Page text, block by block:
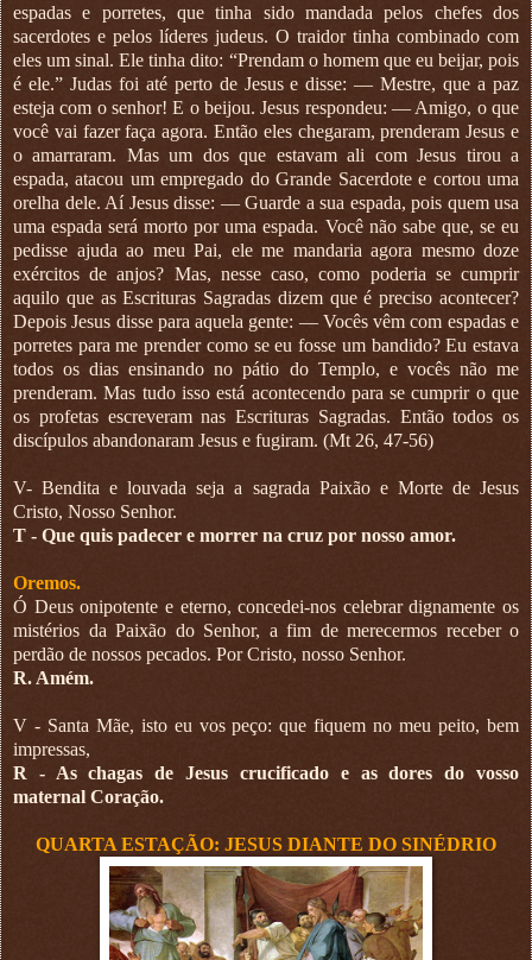
espadas e porretes, que tinha sido mandada pelos chefes dos
sacerdotes e pelos líderes judeus. O traidor tinha combinado com
eles um sinal. Ele tinha dito: “Prendam o homem que eu beijar, pois
é ele.” Judas foi até perto de Jesus e disse: — Mestre, que a paz
esteja com o senhor! E o beijou. Jesus respondeu: — Amigo, o que
você vai fazer faça agora. Então eles chegaram, prenderam Jesus e
o amarraram. Mas um dos que estavam ali com Jesus tirou a
espada, atacou um empregado do Grande Sacerdote e cortou uma
orelha dele. Aí Jesus disse: — Guarde a sua espada, pois quem usa
uma espada será morto por uma espada. Você não sabe que, se eu
pedisse ajuda ao meu Pai, ele me mandaria agora mesmo doze
exércitos de anjos? Mas, nesse caso, como poderia se cumprir
aquilo que as Escrituras Sagradas dizem que é preciso acontecer?
Depois Jesus disse para aquela gente: — Vocês vêm com espadas e
porretes para me prender como se eu fosse um bandido? Eu estava
todos os dias ensinando no pátio do Templo, e vocês não me
prenderam. Mas tudo isso está acontecendo para se cumprir o que
os profetas escreveram nas Escrituras Sagradas. Então todos os
discípulos abandonaram Jesus e fugiram. (Mt 26, 47-56)
V- Bendita e louvada seja a sagrada Paixão e Morte de Jesus
Cristo, Nosso Senhor.
T - Que quis padecer e morrer na cruz por nosso amor.
Oremos.
Ó Deus onipotente e eterno, concedei-nos celebrar dignamente os
mistérios da Paixão do Senhor, a fim de merecermos receber o
perdão de nossos pecados. Por Cristo, nosso Senhor.
R. Amém.
V - Santa Mãe, isto eu vos peço: que fiquem no meu peito, bem
impressas,
R - As chagas de Jesus crucificado e as dores do vosso
maternal Coração.
QUARTA ESTAÇÃO: JESUS DIANTE DO SINÉDRIO